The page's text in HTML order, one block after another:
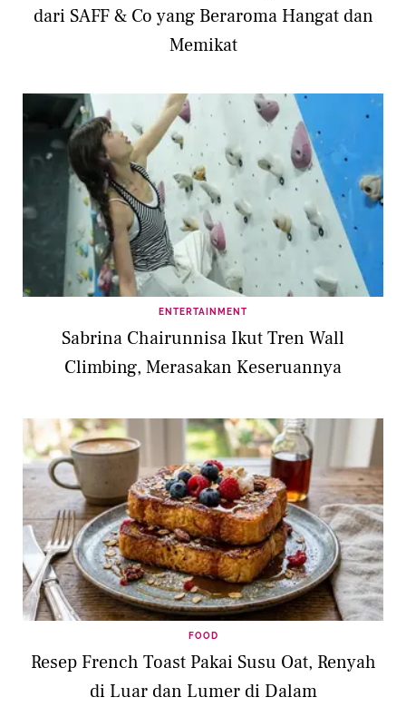
dari SAFF & Co yang Beraroma Hangat dan
Memikat
ENTERTAINMENT
Sabrina Chairunnisa Ikut Tren Wall
Climbing, Merasakan Keseruannya
FOOD
Resep French Toast Pakai Susu Oat, Renyah
di Luar dan Lumer di Dalam